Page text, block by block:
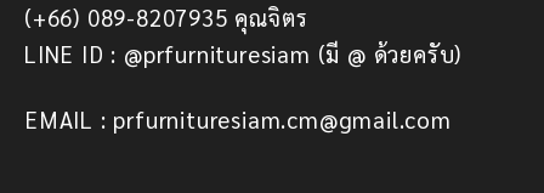
(+66) 089-8207935 คุณจิตร
LINE ID : @prfurnituresiam (มี @ ด้วยครับ)
EMAIL : prfurnituresiam.cm@gmail.com